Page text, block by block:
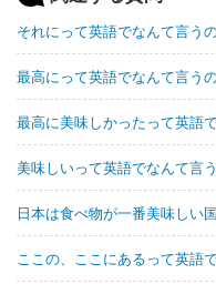
それにって英語でなんて言う
最高にって英語でなんて言う
最高に美味しかったって英語
美味しいって英語でなんて言
日本は食べ物が一番美味しい
ここの、ここにあるって英語